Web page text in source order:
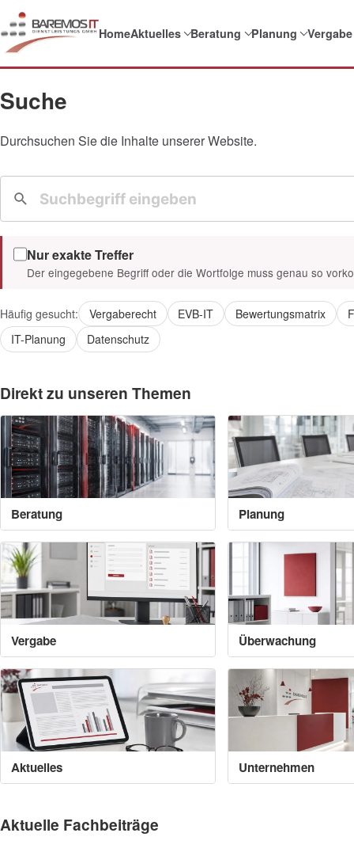
HomeAktuelles Beratung Planung Vergabe
Suche
Durchsuchen Sie die Inhalte unserer Website.
Nur exakte Treffer
Der eingegebene Begriff oder die Wortfolge muss genau so
Häufig gesucht: Vergaberecht EVB-IT Bewertungsmatrix
IT-Planung
Datenschutz
Direkt zu unseren Themen
Beratung Planung
Vergabe Überwachung
Aktuelles Unternehmen
Aktuelle Fachbeiträge